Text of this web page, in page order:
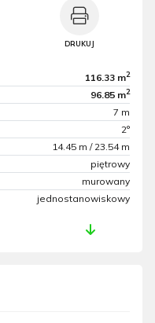
DRUKUJ
116.33 m2
96.85 m2
7 m
2°
14.45 m / 23.54 m
piętrowy
murowany
jednostanowiskowy